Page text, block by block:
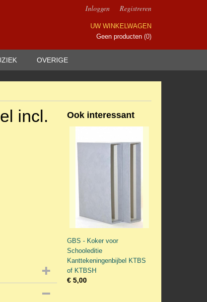
Inloggen Registreren
UW WINKELWAGEN
Geen producten (0)
OVERIGE
incl.
Ook interessant
GBS - Koker voor
Schooleditie
Kanttekeningenbijbel KTBS
of KTBSH
€ 5,00